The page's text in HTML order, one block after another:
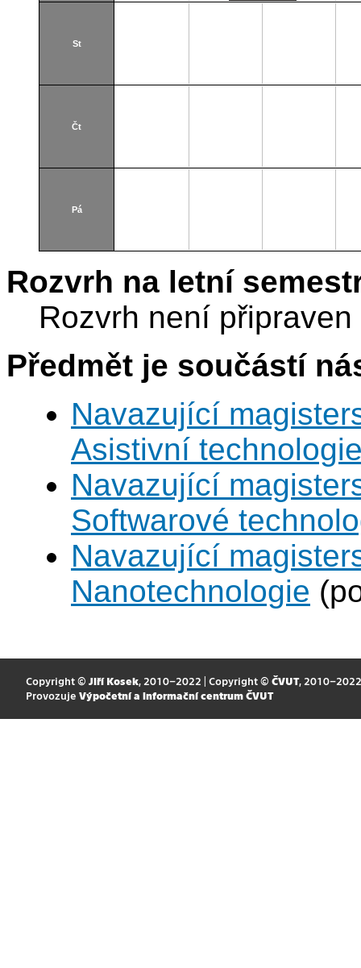
St
Čt
Pá
Rozvrh na letní
Rozvrh není připraven
Předmět je součástí
Navazující
Asistivní
Navazující
Softwarové
Navazující
Nanotechnologie
Copyright © Jiří Kosek, 2010–2022 | Copyright © ČVUT, 2010–2022
Provozuje Výpočetní a informační centrum ČVUT